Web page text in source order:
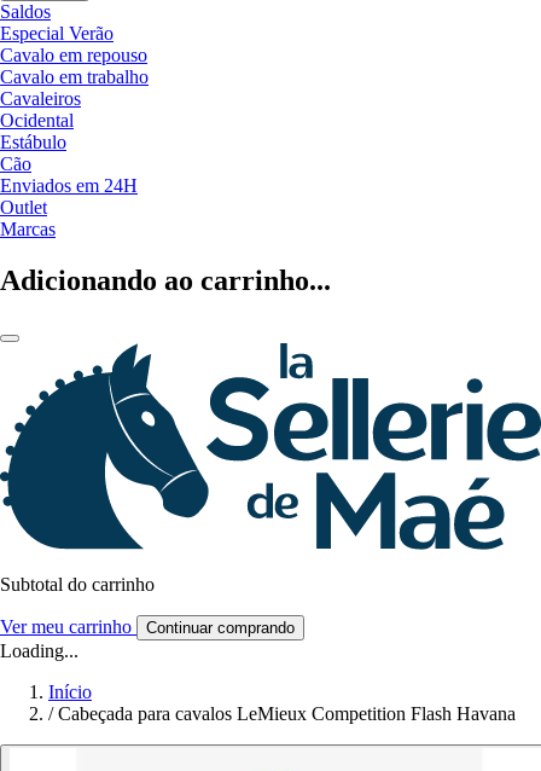
Saldos
Especial Verão
Cavalo em repouso
Cavalo em trabalho
Cavaleiros
Ocidental
Estábulo
Cão
Enviados em 24H
Outlet
Marcas
Adicionando ao carrinho...
Subtotal do carrinho
Ver meu carrinho Continuar comprando
Loading...
Início
/ Cabeçada para cavalos LeMieux Competition Flash Havana